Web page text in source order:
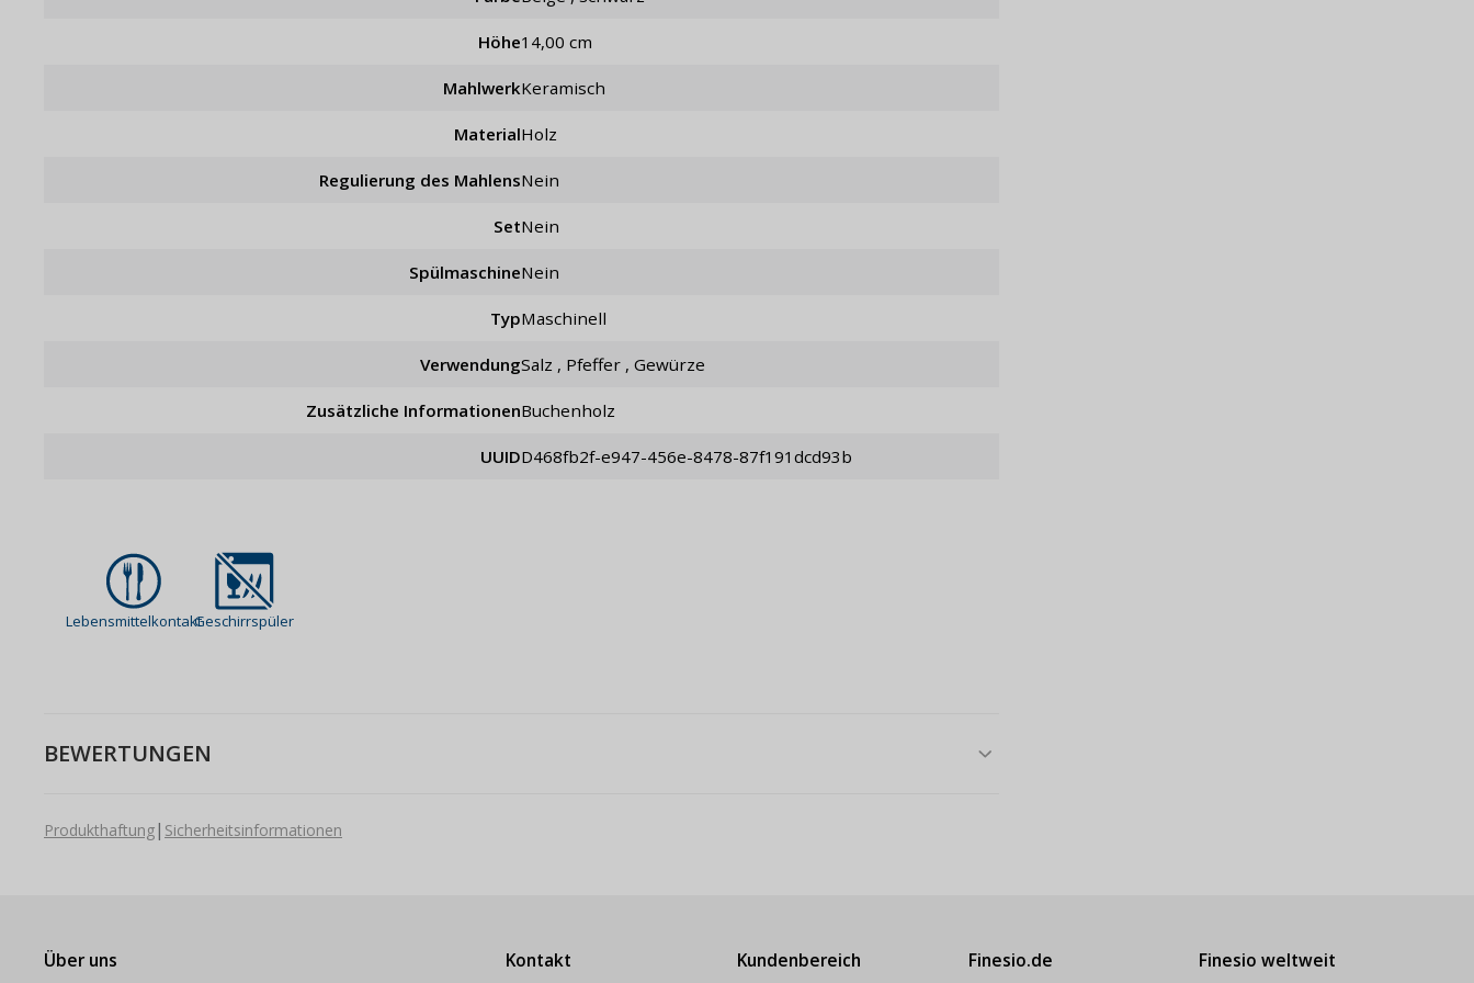
Höhe 14,00 cm
Mahlwerk keramisch
Material Holz
Regulierung des Mahlens nein
Set nein
Spülmaschine Nein
Typ maschinell
Verwendung Salz , Pfeffer , Gewürze
Zusätzliche Informationen Buchenholz
UUID d468fb2f-e947-456e-8478-87f191dcd93b
LebensmittelkontaktGeschirrspüler
BEWERTUNGEN
Produkthaftung| Sicherheitsinformationen
Über uns Kontakt Kundenbereich Finesio.de Finesio weltweit